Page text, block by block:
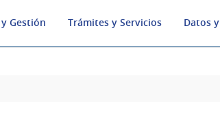
Gestión Trámites y Servicios Datos